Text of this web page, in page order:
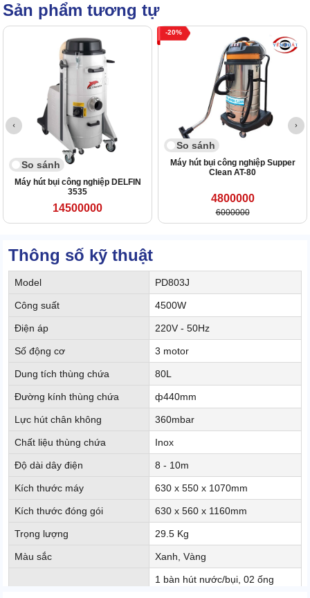
Sản phẩm tương tự
So sánh
Máy hút bụi công nghiệp DELFIN
3535
14500000
20
So sánh
Máy hút bụi công nghiệp Supper
Clean AT-80
4800000
6000000
Thông số kỹ thuật
Model PD803J
Công suất 4500W
Điện áp 220V - 50Hz
Số động cơ 3 motor
Dung tích thùng chứa 80L
Đường kính thùng chứa ф440mm
Lực hút chân không 360mbar
Chất liệu thùng chứa Inox
Độ dài dây điện 8 - 10m
Kích thước máy 630 x 550 x 1070mm
Kích thước đóng gói 630 x 560 x 1160mm
Trọng lượng 29.5 Kg
Màu sắc Xanh, Vàng
1 bàn hút nước/bụi, 02 ống